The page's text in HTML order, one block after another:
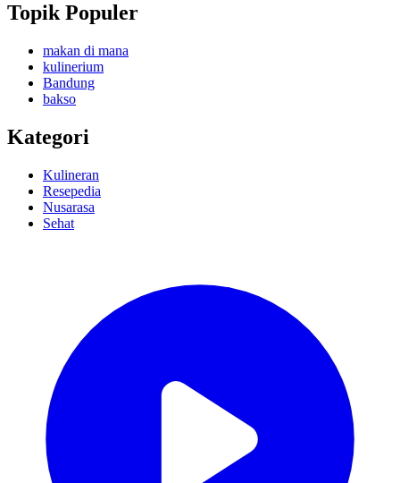
Topik Populer
makan di mana
kulinerium
Bandung
bakso
Kategori
Kulineran
Resepedia
Nusarasa
Sehat